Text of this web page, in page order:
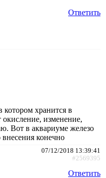
Ответить
котором хранится в
изменение,
Вот в аквариуме железо
внесения конечно
07/12/2018 13:39:41
#2569395
Ответить